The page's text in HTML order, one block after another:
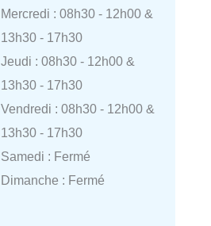
Mercredi : 08h30 - 12h00 &
13h30 - 17h30
Jeudi : 08h30 - 12h00 &
13h30 - 17h30
Vendredi : 08h30 - 12h00 &
13h30 - 17h30
Samedi : Fermé
Dimanche : Fermé